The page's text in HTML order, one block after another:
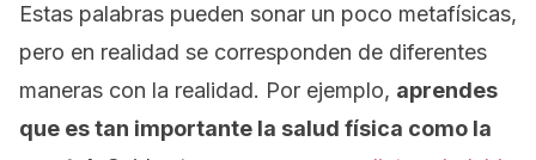
Estas palabras pueden sonar un poco metafísicas,
pero en realidad se corresponden de diferentes
maneras con la realidad. Por ejemplo, aprendes
que es tan importante la salud física como la